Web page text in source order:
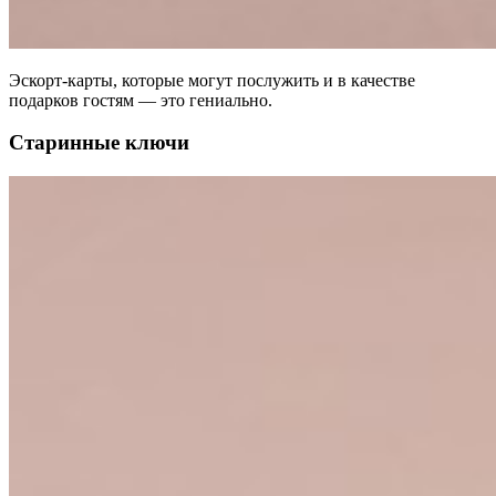
Эскорт-карты, которые могут послужить и в качестве
подарков гостям — это гениально.
Старинные ключи